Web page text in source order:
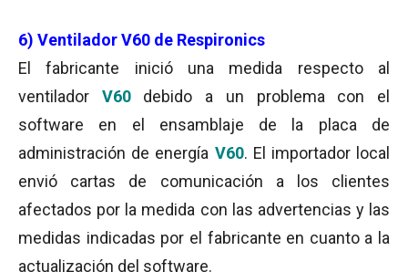
6) Ventilador V60 de Respironics
El fabricante inició una medida respecto al
ventilador V60debido a un problema con el
software en el ensamblaje de la placa de
administración de energía V60. El importador local
envió cartas de comunicación a los clientes
afectados por la medida con las advertencias y las
medidas indicadas por el fabricante en cuanto a la
actualización del software.